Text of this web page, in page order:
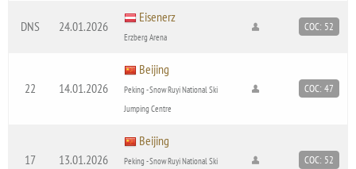
DNS 24.01.2026
Eisenerz
Erzberg Arena
COC: 52
22 14.01.2026
Beijing
Peking - Snow Ruyi National Ski
Jumping Centre
COC: 47
17 13.01.2026
Beijing
Peking - Snow Ruyi National Ski
COC: 52